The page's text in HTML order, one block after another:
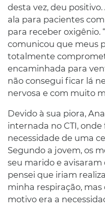
desta vez, deu
ala para pacientes
para receber oxigênio.
comunicou que meus
totalmente
encaminhada para
não consegui ficar lá
nervosa e com muito
Devido à sua piora,
internada no CTI,
necessidade de uma
Segundo a jovem, os
seu marido e avisaram
pensei que iriam
minha respiração,
motivo era a